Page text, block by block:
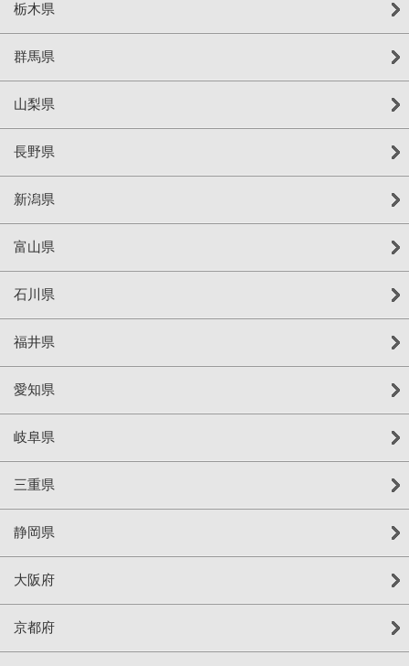
栃木県
群馬県
山梨県
長野県
新潟県
富山県
石川県
福井県
愛知県
岐阜県
三重県
静岡県
大阪府
京都府